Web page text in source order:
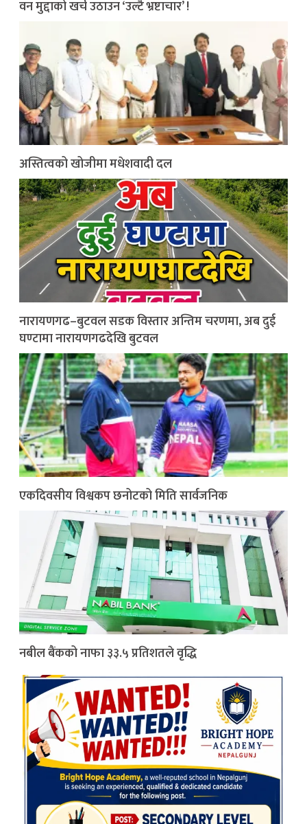
वन मुद्दाको खर्च उठाउन ‘उल्टै भ्रष्टाचार’ !
अस्तित्वको खोजीमा मधेशवादी दल
नारायणगढ–बुटवल सडक विस्तार अन्तिम चरणमा, अब दुई
घण्टामा नारायणगढदेखि बुटवल
एकदिवसीय विश्वकप छनोटको मिति सार्वजनिक
नबील बैंकको नाफा ३३.५ प्रतिशतले वृद्धि